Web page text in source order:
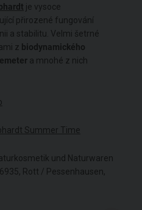
je vysoce
přirozené fungování
a stabilitu. Velmi šetrné
z biodynamického
a mnohé z nich
Summer Time
und Naturwaren
Rott / Pessenhausen,